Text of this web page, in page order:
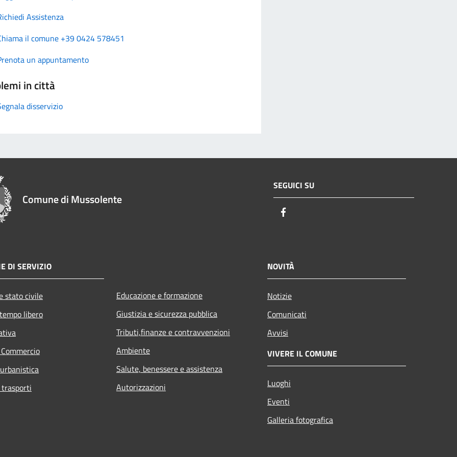
Assistenza
il comune +39 0424 578451
un appuntamento
in città
disservizio
Comune di Mussolente
SEGUICI SU
DI SERVIZIO
stato civile
libero
Educazione e formazione
Giustizia e sicurezza pubblica
Tributi,finanze e contravvenzioni
Ambiente
Salute, benessere e assistenza
Autorizzazioni
NOVITÀ
Notizie
Comunicati
Avvisi
VIVERE IL COMUNE
Luoghi
Eventi
Galleria fotografica